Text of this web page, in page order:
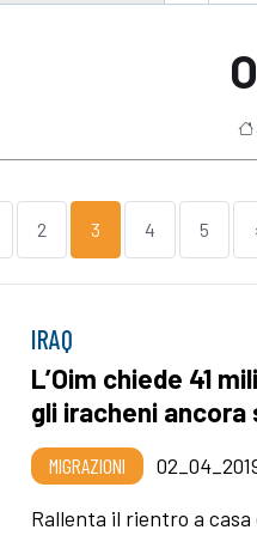
2 3 4 5
IRAQ
L’Oim chiede 41
gli iracheni
MIGRAZIONI
Rallenta il rientro a